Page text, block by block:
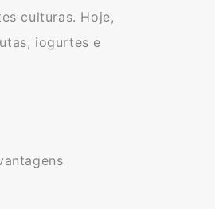
culturas. Hoje,
iogurtes e